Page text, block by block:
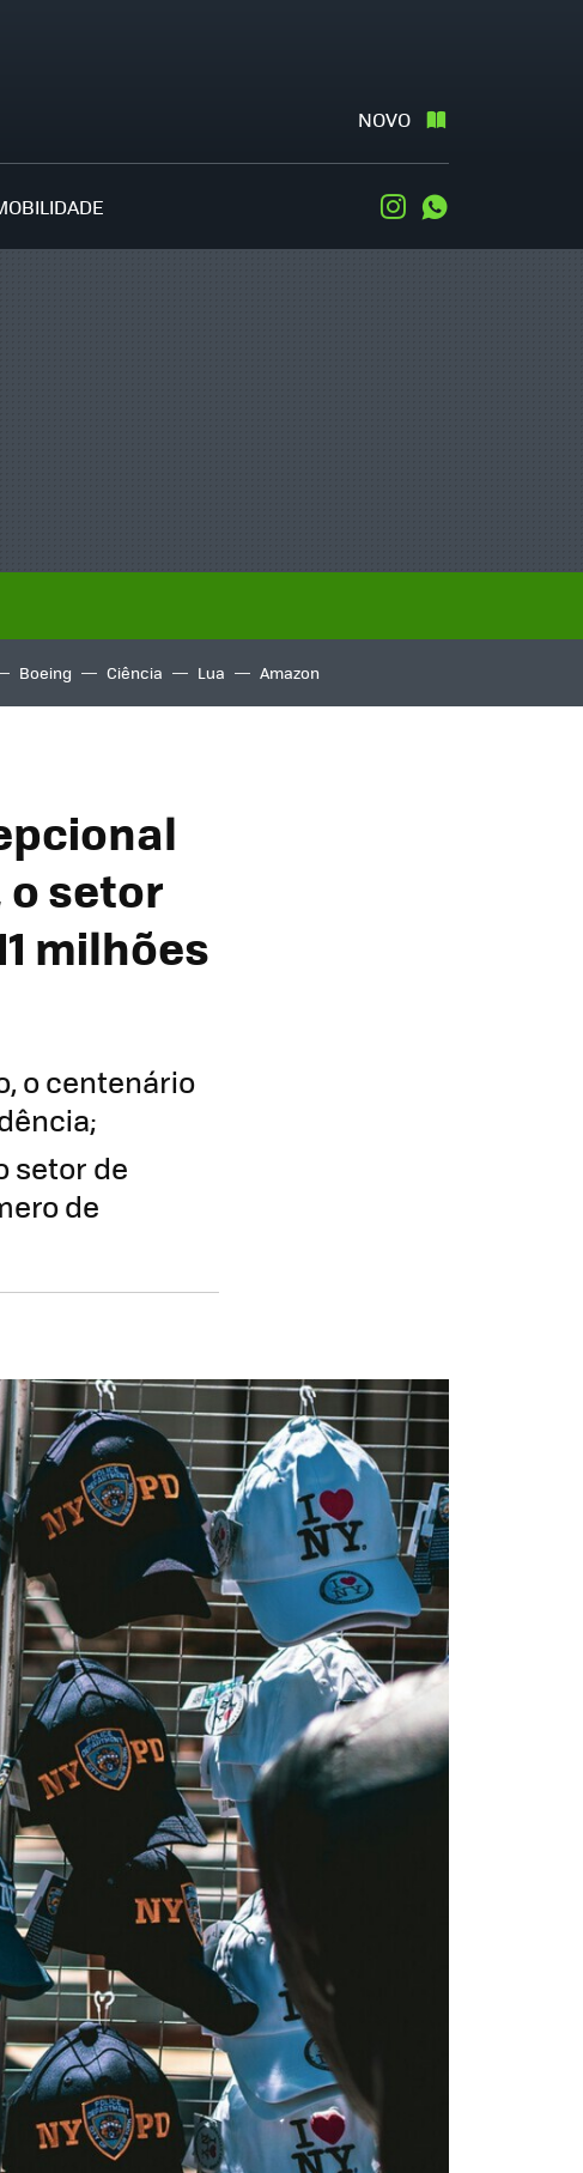
NOVO
Instagram
Boeing Ciência Lua Amazon
o setor
milhões
o centenário
setor de
de